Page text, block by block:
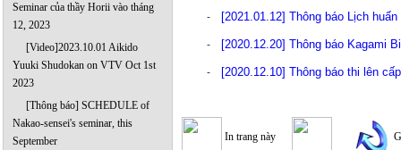
Seminar của thầy Horii vào tháng
12, 2023
[Video]2023.10.01 Aikido
Yuuki Shudokan on VTV Oct 1st
2023
[Thông báo] SCHEDULE of
Nakao-sensei's seminar, this
September
- [2021.01.12] Thông báo Lịch
- [2020.12.20] Thông báo Kagami
- [2020.12.10] Thông báo thi lên
In trang này